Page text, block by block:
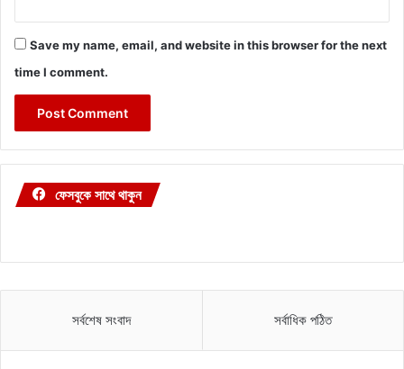
Save my name, email, and website in this browser for the next
time I comment.
ফেসবুকে সাথে থাকুন
সর্বশেষ সংবাদ সর্বাধিক পঠিত